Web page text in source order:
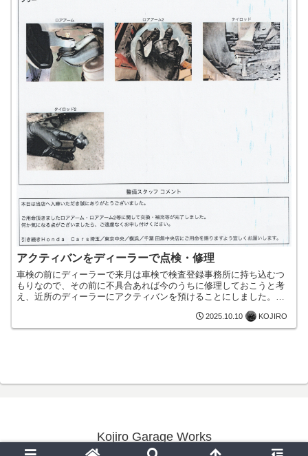
アクティバンをディーラーで点検・修理
車検の前にディーラーで来月は車検で検査登録事務所に持ち込むつ
もりなので、その前に不具合あれば今のうちに修理しておこうと考
え、近所のディーラーにアクティバンを預けることにしました。点
2025.10.10 KOJIRO
Kojiro Garage Works